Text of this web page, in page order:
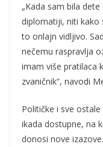
„Kada sam bila
diplomatiji, niti kako
to onlajn vidljivo.
nečemu raspravlja
imam više pratilaca
zvaničnik“, navodi
Političke i sve
ikada dostupne, na
donosi nove izazove.